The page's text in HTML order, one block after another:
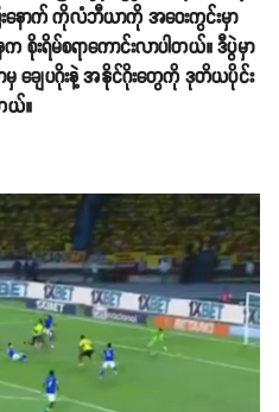
ြီးနောက် ကိုလံဘီယာကို အဝေးကွင်းမှာ
းရိမ်စရာကောင်းလာပါတယ်။ ဒီပွဲမှာ
ချေပဂိုးနဲ့ အနိုင်ဂိုးတွေကို ဒုတိယပိုင်း
ယ်။